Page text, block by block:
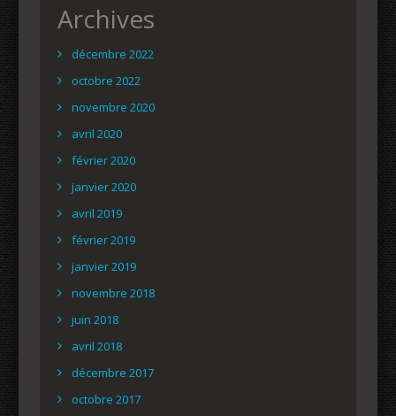
Archives
décembre 2022
octobre 2022
novembre 2020
avril 2020
février 2020
janvier 2020
avril 2019
février 2019
janvier 2019
novembre 2018
juin 2018
avril 2018
décembre 2017
octobre 2017